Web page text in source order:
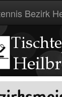
Bezirk